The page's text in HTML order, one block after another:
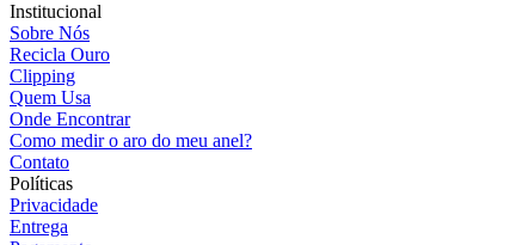
Institucional
Sobre Nós
Recicla Ouro
Clipping
Quem Usa
Onde Encontrar
Como medir o aro do meu anel?
Contato
Políticas
Privacidade
Entrega